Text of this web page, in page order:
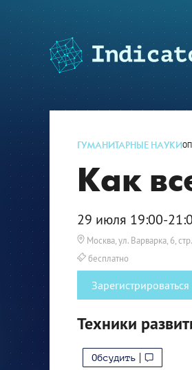
ГУМАНИТАРНЫЕ НАУКИ
Как
29 июля 19:00-
Москва, ул. Варварка, 6,
бесплатно
Зарегистрироваться
Техники
Обсудить